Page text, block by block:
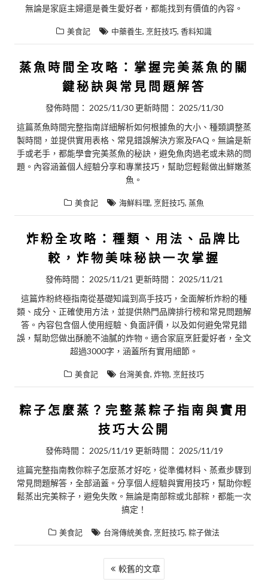
無論是家庭主婦還是養生愛好者，都能找到有價值的內容。
美食記 中藥養生, 烹飪技巧, 香料知識
蒸魚時間全攻略：掌握完美蒸魚的關
鍵秘訣與常見問題解答
發佈時間： 2025/11/30更新時間： 2025/11/30
這篇蒸魚時間完整指南詳細解析如何根據魚的大小、種類調整蒸
製時間，並提供實用表格、常見錯誤解決方案及FAQ。無論是新
手或老手，都能學會完美蒸魚的秘訣，避免魚肉過老或未熟的問
題。內容涵蓋個人經驗分享和專業技巧，幫助您輕鬆做出鮮嫩蒸
魚。
美食記 海鮮料理, 烹飪技巧, 蒸魚
炸粉全攻略：種類、用法、品牌比
較，炸物美味秘訣一次掌握
發佈時間： 2025/11/21 更新時間： 2025/11/21
這篇炸粉終極指南從基礎知識到高手技巧，全面解析炸粉的種
類、成分、正確使用方法，並提供熱門品牌排行榜和常見問題解
答。內容包含個人使用經驗、負面評價，以及如何避免常見錯
誤，幫助您做出酥脆不油膩的炸物。適合家庭烹飪愛好者，全文
超過3000字，涵蓋所有實用細節。
美食記 台灣美食, 炸物, 烹飪技巧
粽子怎麼蒸？完整蒸粽子指南與實用
技巧大公開
發佈時間： 2025/11/19 更新時間： 2025/11/19
這篇完整指南教你粽子怎麼蒸才好吃，從準備材料、蒸煮步驟到
常見問題解答，全部涵蓋。分享個人經驗與實用技巧，幫助你輕
鬆蒸出完美粽子，避免失敗。無論是南部粽或北部粽，都能一次
搞定！
美食記 台灣傳統美食, 烹飪技巧, 粽子做法
較舊的文章